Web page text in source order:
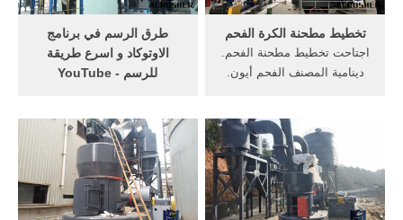
طرق الرسم في برنامج
الاوتوكاد و اسرع طريقة
للرسم - YouTube
الرسم في برنامج الاوتوكاد و
اسرع طريقة و افضل طريقة
للرسمإن شاء ...
تخطيط مطحنة الكرة الفحم
اجتاحت تخطيط مطحنة الفحم.
دينامية المصنف الفحم أيون.
مطحنة الكرة مطحنة الفحم في
الفرنطحن السلطة مطحنة
تطبيق منطقة، مجموعة حساب
القدرة مطحنة الحصول على
السعر أكثر من ...